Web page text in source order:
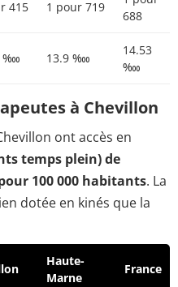
415 1 pour 719
688
‱ 13.9 ‱
14.53
‱
à Chevillon
ont accès en
temps plein) de
100 000 habitants. La
dotée en kinés que la
Haute-
Marne
France